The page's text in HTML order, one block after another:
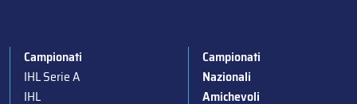
Campionati
IHL Serie A
IHL
Campionati
Nazionali
Amichevoli